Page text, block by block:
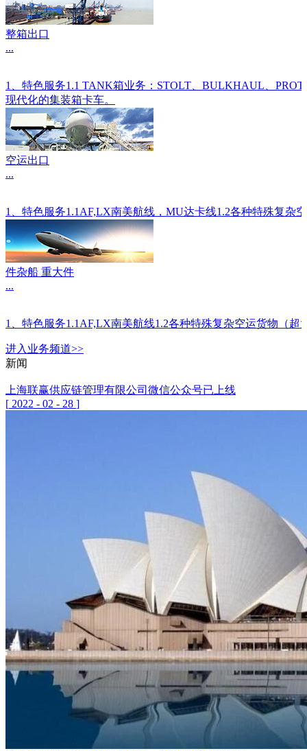
整箱出口
...
1、特色服务1.1 TANK箱业务：STOLT、BULKHAUL、
现代化的集装箱卡车。
空运出口
...
1、特色服务1.1AF,LX南美航线，MU达卡线1.2各种特殊复杂
件杂船 重大件
...
1、特色服务1.1AF,LX南美航线1.2各种特殊复杂空运货物（
进入 业务频道>>
新闻
上海联赢供应链管理有限公司微信公众号已上线
[ 2022 - 02 - 28 ]